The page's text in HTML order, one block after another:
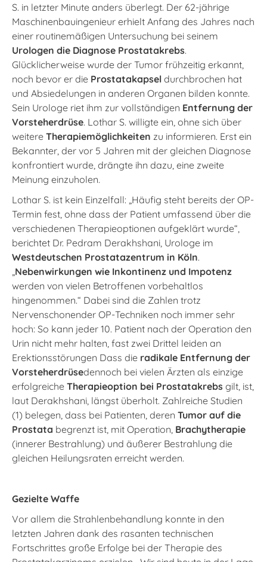
S. in letzter Minute anders überlegt. Der 62-jährige
Maschinenbauingenieur erhielt Anfang des Jahres nach
einer routinemäßigen Untersuchung bei seinem
Urologen die Diagnose Prostatakrebs.
Glücklicherweise wurde der Tumor frühzeitig erkannt,
noch bevor er die Prostatakapsel durchbrochen hat
und Absiedelungen in anderen Organen bilden konnte.
Sein Urologe riet ihm zur vollständigen Entfernung der
Vorsteherdrüse. Lothar S. willigte ein, ohne sich über
weitere Therapiemöglichkeiten zu informieren. Erst ein
Bekannter, der vor 5 Jahren mit der gleichen Diagnose
konfrontiert wurde, drängte ihn dazu, eine zweite
Meinung einzuholen.
Lothar S. ist kein Einzelfall: „Häufig steht bereits der OP-
Termin fest, ohne dass der Patient umfassend über die
verschiedenen Therapieoptionen aufgeklärt wurde“,
berichtet Dr. Pedram Derakhshani, Urologe im
Westdeutschen Prostatazentrum in Köln.
Nebenwirkungen wie Inkontinenz und Impotenz
werden von vielen Betroffenen vorbehaltlos
hingenommen.“ Dabei sind die Zahlen trotz
Nervenschonender OP-Techniken noch immer sehr
hoch: So kann jeder 10. Patient nach der Operation den
Urin nicht mehr halten, fast zwei Drittel leiden an
Erektionsstörungen Dass die radikale Entfernung der
Vorsteherdrüsedennoch bei vielen Ärzten als einzige
erfolgreiche Therapieoption bei Prostatakrebs gilt, ist,
laut Derakhshani, längst überholt. Zahlreiche Studien
(1) belegen, dass bei Patienten, deren Tumor auf die
Prostata begrenzt ist, mit Operation, Brachytherapie
(innerer Bestrahlung) und äußerer Bestrahlung die
gleichen Heilungsraten erreicht werden.
Gezielte Waffe
Vor allem die Strahlenbehandlung konnte in den
letzten Jahren dank des rasanten technischen
Fortschrittes große Erfolge bei der Therapie des